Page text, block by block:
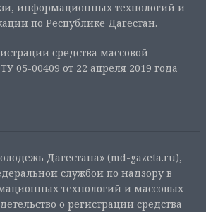
информационных технологий и
по Республике Дагестан.
средства массовой
00409 от 22 апреля 2019 года
Дагестана» (md-gazeta.ru),
службой по надзору в
технологий и массовых
о регистрации средства